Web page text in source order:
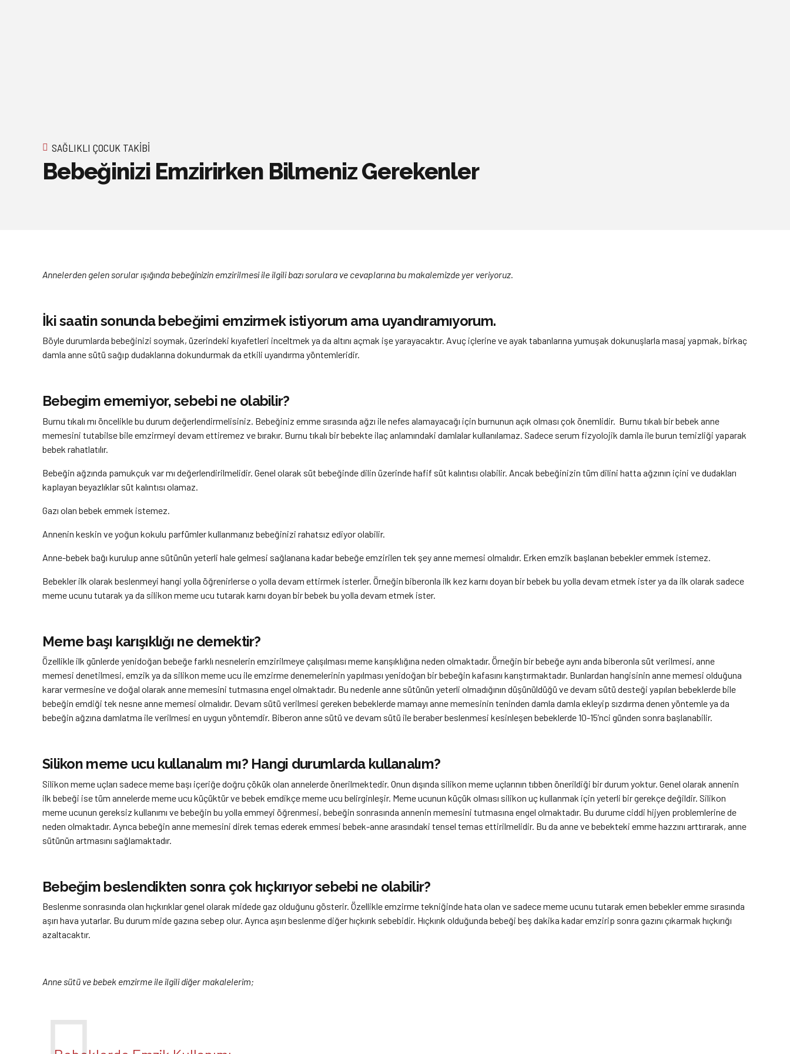
SAĞLIKLI ÇOCUK TAKIBI
Bebeğinizi Emzirirken Bilmeniz Gerekenler
Annelerden gelen sorular ışığında bebeğinizin emzirilmesi ile ilgili bazı sorulara ve cevaplarına bu makalemizde yer veriyoruz.
İki saatin sonunda bebeğimi emzirmek istiyorum ama uyandıramıyorum.
Böyle durumlarda bebeğinizi soymak, üzerindeki kıyafetleri inceltmek ya da altını açmak işe yarayacaktır. Avuç içlerine ve ayak tabanlarına yumuşak dokunuşlarla masaj yapmak, birkaç
damla anne sütü sağıp dudaklarına dokundurmak da etkili uyandırma yöntemleridir.
Bebegim ememiyor, sebebi ne olabilir?
Burnu tıkalı mı öncelikle bu durum değerlendirmelisiniz. Bebeğiniz emme sırasında ağzı ile nefes alamayacağı için burnunun açık olması çok önemlidir. Burnu tıkalı bir bebek anne
memesini tutabilse bile emzirmeyi devam ettiremez ve bırakır. Burnu tıkalı bir bebekte ilaç anlamındaki damlalar kullanılamaz. Sadece serum fizyolojik damla ile burun temizliği yaparak
bebek rahatlatılır.
Bebeğin ağzında pamukçuk var mı değerlendirilmelidir. Genel olarak süt bebeğinde dilin üzerinde hafif süt kalıntısı olabilir. Ancak bebeğinizin tüm dilini hatta ağzının içini ve dudakları
kaplayan beyazlıklar süt kalıntısı olamaz.
Gazı olan bebek emmek istemez.
Annenin keskin ve yoğun kokulu parfümler kullanmanız bebeğinizi rahatsız ediyor olabilir.
Anne-bebek bağı kurulup anne sütünün yeterli hale gelmesi sağlanana kadar bebeğe emzirilen tek şey anne memesi olmalıdır. Erken emzik başlanan bebekler emmek istemez.
Bebekler ilk olarak beslenmeyi hangi yolla öğrenirlerse o yolla devam ettirmek isterler. Örneğin biberonla ilk kez karnı doyan bir bebek bu yolla devam etmek ister ya da ilk olarak sadece
meme ucunu tutarak ya da silikon meme ucu tutarak karnı doyan bir bebek bu yolla devam etmek ister.
Meme başı karışıklığı ne demektir?
Özellikle ilk günlerde yenidoğan bebeğe farklı nesnelerin emzirilmeye çalışılması meme karışıklığına neden olmaktadır. Örneğin bir bebeğe aynı anda biberonla süt verilmesi, anne
memesi denetilmesi, emzik ya da silikon meme ucu ile emzirme denemelerinin yapılması yenidoğan bir bebeğin kafasını karıştırmaktadır. Bunlardan hangisinin anne memesi olduğuna
karar vermesine ve doğal olarak anne memesini tutmasına engel olmaktadır. Bu nedenle anne sütünün yeterli olmadığının düşünüldüğü ve devam sütü desteği yapılan bebeklerde bile
bebeğin emdiği tek nesne anne memesi olmalıdır. Devam sütü verilmesi gereken bebeklerde mamayı anne memesinin teninden damla damla ekleyip sızdırma denen yöntemle ya da
bebeğin ağzına damlatma ile verilmesi en uygun yöntemdir. Biberon anne sütü ve devam sütü ile beraber beslenmesi kesinleşen bebeklerde 10-15’nci günden sonra başlanabilir.
Silikon meme ucu kullanalım mı? Hangi durumlarda kullanalım?
Silikon meme uçları sadece meme başı içeriğe doğru çökük olan annelerde önerilmektedir. Onun dışında silikon meme uçlarının tıbben önerildiği bir durum yoktur. Genel olarak annenin
ilk bebeği ise tüm annelerde meme ucu küçüktür ve bebek emdikçe meme ucu belirginleşir. Meme ucunun küçük olması silikon uç kullanmak için yeterli bir gerekçe değildir. Silikon
meme ucunun gereksiz kullanımı ve bebeğin bu yolla emmeyi öğrenmesi, bebeğin sonrasında annenin memesini tutmasına engel olmaktadır. Bu durume ciddi hijyen problemlerine de
neden olmaktadır. Ayrıca bebeğin anne memesini direk temas ederek emmesi bebek-anne arasındaki tensel temas ettirilmelidir. Bu da anne ve bebekteki emme hazzını arttırarak, anne
sütünün artmasını sağlamaktadır.
Bebeğim beslendikten sonra çok hıçkırıyor sebebi ne olabilir?
Beslenme sonrasında olan hıçkırıklar genel olarak midede gaz olduğunu gösterir. Özellikle emzirme tekniğinde hata olan ve sadece meme ucunu tutarak emen bebekler emme sırasında
aşırı hava yutarlar. Bu durum mide gazına sebep olur. Ayrıca aşırı beslenme diğer hıçkırık sebebidir. Hıçkırık olduğunda bebeği beş dakika kadar emzirip sonra gazını çıkarmak hıçkırığı
azaltacaktır.
Anne sütü ve bebek emzirme ile ilgili diğer makalelerim;